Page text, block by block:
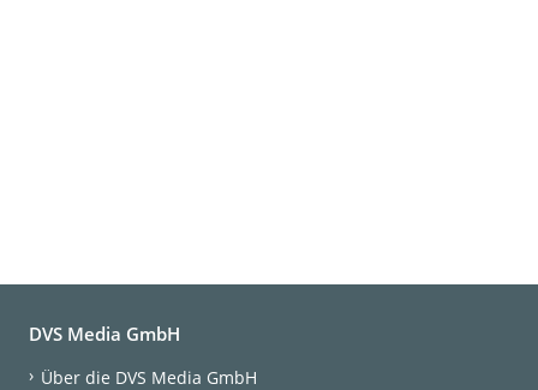
DVS Media GmbH
Über die DVS Media GmbH